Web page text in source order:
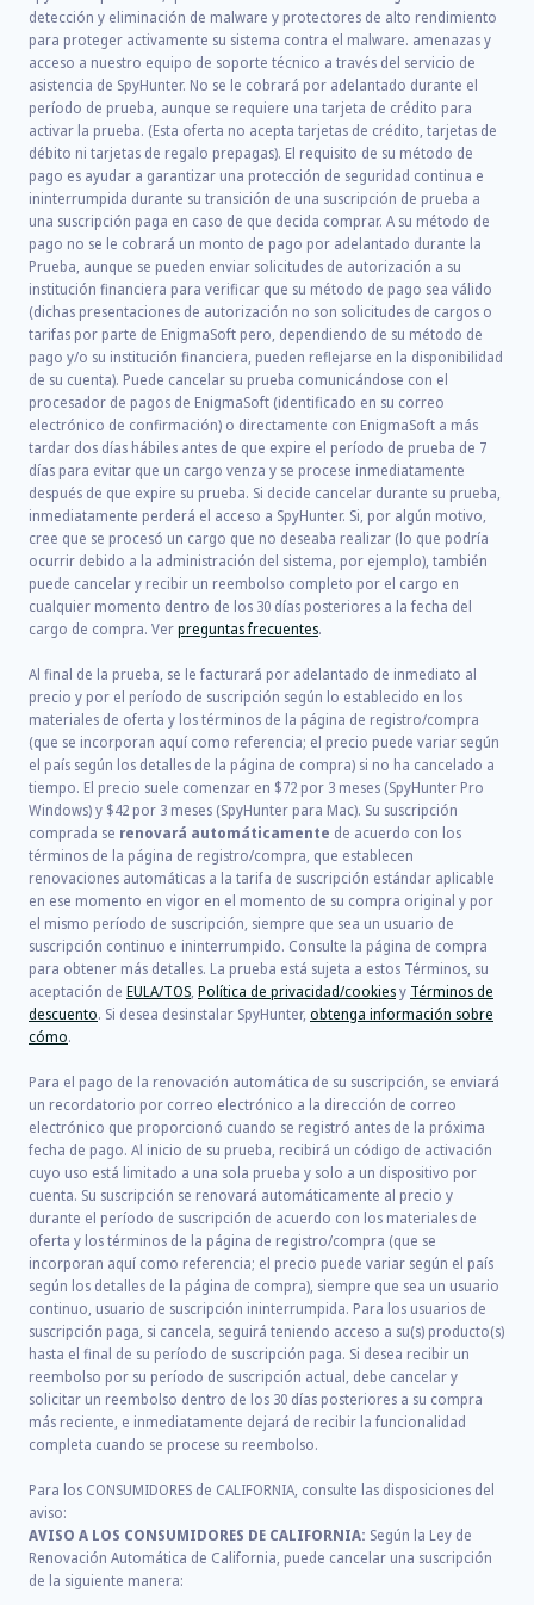
detección y eliminación de malware y protectores de alto rendimiento
para proteger activamente su sistema contra el malware. amenazas y
acceso a nuestro equipo de soporte técnico a través del servicio de
asistencia de SpyHunter. No se le cobrará por adelantado durante el
período de prueba, aunque se requiere una tarjeta de crédito para
activar la prueba. (Esta oferta no acepta tarjetas de crédito, tarjetas de
débito ni tarjetas de regalo prepagas). El requisito de su método de
pago es ayudar a garantizar una protección de seguridad continua e
ininterrumpida durante su transición de una suscripción de prueba a
una suscripción paga en caso de que decida comprar. A su método de
pago no se le cobrará un monto de pago por adelantado durante la
Prueba, aunque se pueden enviar solicitudes de autorización a su
institución financiera para verificar que su método de pago sea válido
(dichas presentaciones de autorización no son solicitudes de cargos o
tarifas por parte de EnigmaSoft pero, dependiendo de su método de
pago y/o su institución financiera, pueden reflejarse en la disponibilidad
de su cuenta). Puede cancelar su prueba comunicándose con el
procesador de pagos de EnigmaSoft (identificado en su correo
electrónico de confirmación) o directamente con EnigmaSoft a más
tardar dos días hábiles antes de que expire el período de prueba de 7
días para evitar que un cargo venza y se procese inmediatamente
después de que expire su prueba. Si decide cancelar durante su prueba,
inmediatamente perderá el acceso a SpyHunter. Si, por algún motivo,
cree que se procesó un cargo que no deseaba realizar (lo que podría
ocurrir debido a la administración del sistema, por ejemplo), también
puede cancelar y recibir un reembolso completo por el cargo en
cualquier momento dentro de los 30 días posteriores a la fecha del
cargo de compra. Verpreguntas frecuentes.
Al final de la prueba, se le facturará por adelantado de inmediato al
precio y por el período de suscripción según lo establecido en los
materiales de oferta y los términos de la página de registro/compra
(que se incorporan aquí como referencia; el precio puede variar según
el país según los detalles de la página de compra) si no ha cancelado a
tiempo. El precio suele comenzar en $72 por 3 meses (SpyHunter Pro
Windows) y $42 por 3 meses (SpyHunter para Mac). Su suscripción
comprada se renovará automáticamente de acuerdo con los
términos de la página de registro/compra, que establecen
renovaciones automáticas a la tarifa de suscripción estándar aplicable
en ese momento en vigor en el momento de su compra original y por
el mismo período de suscripción, siempre que sea un usuario de
suscripción continuo e ininterrumpido. Consulte la página de compra
para obtener más detalles. La prueba está sujeta a estos Términos, su
aceptación de EULA/TOS, Política de privacidad/cookiesy Términos de
descuento. Si desea desinstalar SpyHunter, obtenga información sobre
cómo.
Para el pago de la renovación automática de su suscripción, se enviará
un recordatorio por correo electrónico a la dirección de correo
electrónico que proporcionó cuando se registró antes de la próxima
fecha de pago. Al inicio de su prueba, recibirá un código de activación
cuyo uso está limitado a una sola prueba y solo a un dispositivo por
cuenta. Su suscripción se renovará automáticamente al precio y
durante el período de suscripción de acuerdo con los materiales de
oferta y los términos de la página de registro/compra (que se
incorporan aquí como referencia; el precio puede variar según el país
según los detalles de la página de compra), siempre que sea un usuario
continuo, usuario de suscripción ininterrumpida. Para los usuarios de
suscripción paga, si cancela, seguirá teniendo acceso a su(s) producto(s)
hasta el final de su período de suscripción paga. Si desea recibir un
reembolso por su período de suscripción actual, debe cancelar y
solicitar un reembolso dentro de los 30 días posteriores a su compra
más reciente, e inmediatamente dejará de recibir la funcionalidad
completa cuando se procese su reembolso.
Para los CONSUMIDORES de CALIFORNIA, consulte las disposiciones del
aviso:
AVISO A LOS CONSUMIDORES DE CALIFORNIA: Según la Ley de
Renovación Automática de California, puede cancelar una suscripción
de la siguiente manera: